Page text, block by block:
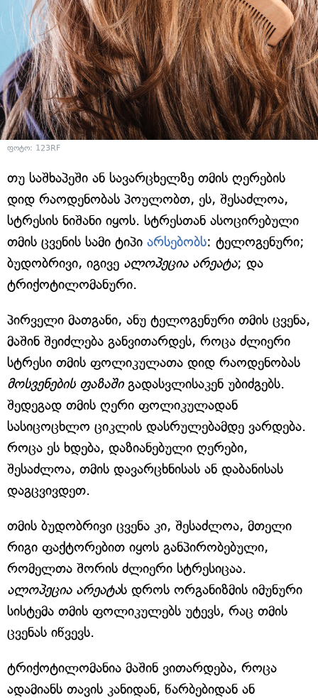
ფოტო: 123RF
თუ საშხაპეში ან სავარცხელზე თმის ღერების
დიდ რაოდენობას პოულობთ, ეს, შესაძლოა,
სტრესის ნიშანი იყოს. სტრესთან ასოცირებული
თმის ცვენის სამი ტიპი არსებობს: ტელოგენური;
ბუდობრივი, იგივე ალოპეცია არეატა; და
ტრიქოტილომანური.
პირველი მათგანი, ანუ ტელოგენური თმის ცვენა,
მაშინ შეიძლება განვითარდეს, როცა ძლიერი
სტრესი თმის ფოლიკულათა დიდ რაოდენობას
მოსვენების ფაზაშიგადასვლისაკენ უბიძგებს.
შედეგად თმის ღერი ფოლიკულადან
სასიცოცხლო ციკლის დასრულებამდე ვარდება.
როცა ეს ხდება, დაზიანებული ღერები,
შესაძლოა, თმის დავარცხნისას ან დაბანისას
დაგცვივდეთ.
თმის ბუდობრივი ცვენა კი, შესაძლოა, მთელი
რიგი ფაქტორებით იყოს განპირობებული,
რომელთა შორის ძლიერი სტრესიცაა.
ალოპეცია არეატას დროს ორგანიზმის იმუნური
სისტემა თმის ფოლიკულებს უტევს, რაც თმის
ცვენას იწვევს.
ტრიქოტილომანია მაშინ ვითარდება, როცა
ადამიანს თავის კანიდან, წარბებიდან ან